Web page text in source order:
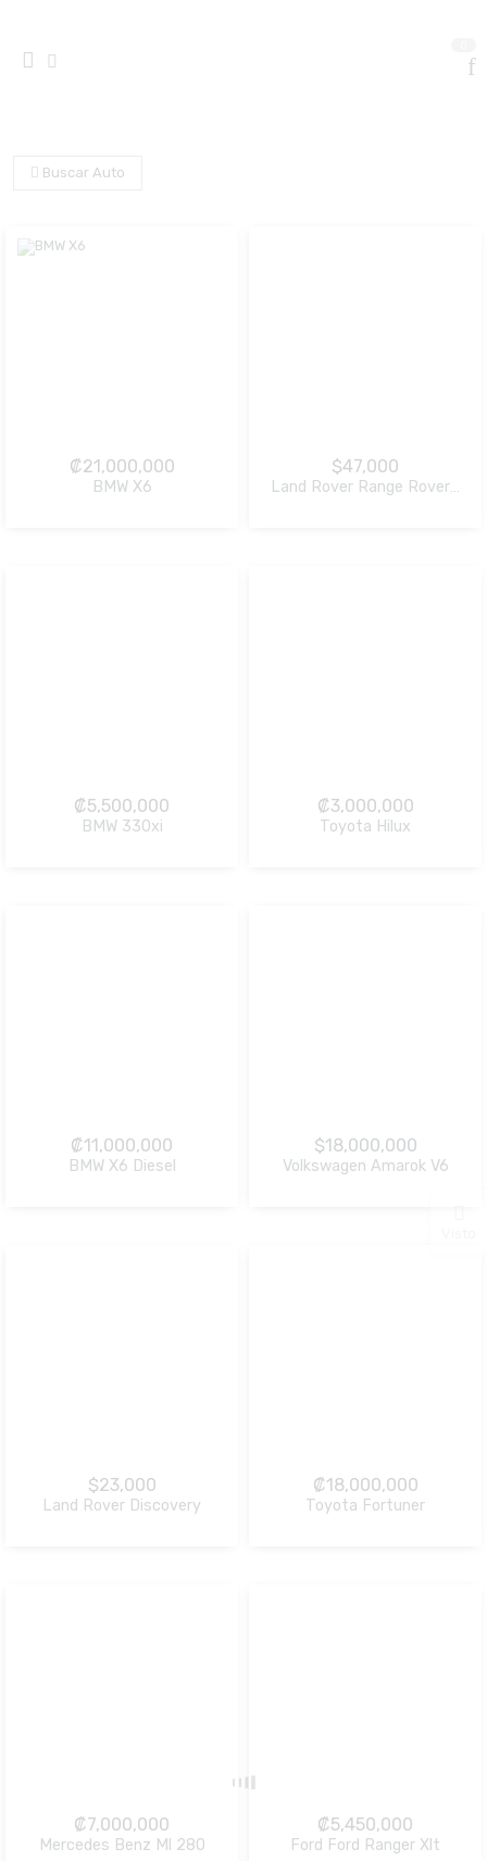
Buscar Auto
₡21,000,000
BMW X6
$47,000
Land Rover Range Rover Sport
₡5,500,000
BMW 330xi
₡3,000,000
Toyota Hilux
₡11,000,000
BMW X6 Diesel
$18,000,000
Volkswagen Amarok V6
$23,000
Land Rover Discovery
₡18,000,000
Toyota Fortuner
₡7,000,000
Mercedes Benz Ml 280
₡5,450,000
Ford Ford Ranger Xlt